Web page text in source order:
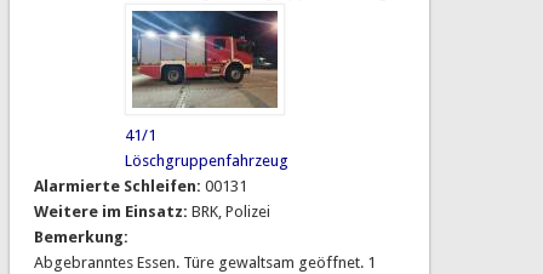
41/1
Löschgruppenfahrzeug
Alarmierte Schleifen: 00131
Weitere im Einsatz: BRK, Polizei
Bemerkung:
Abgebranntes Essen. Türe gewaltsam geöffnet. 1